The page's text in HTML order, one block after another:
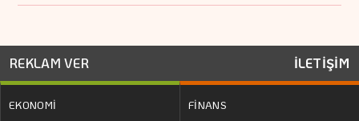
REKLAM VER İLETİŞİM
EKONOMİ
FİNANS